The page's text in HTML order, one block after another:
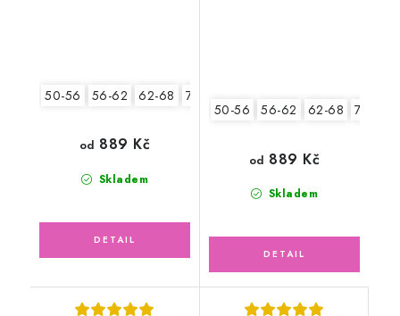
50-56 56-62 62-68 74-80
Skladem
od 889 Kč
50-56 56-62 62-68 74-80
Skladem
od 889 Kč